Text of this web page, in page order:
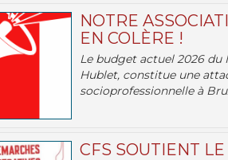
NOTRE
EN COLÈRE !
Le budget actuel 2026 du
Hublet, constitue une
socioprofessionnelle à
CFS SOUTIENT